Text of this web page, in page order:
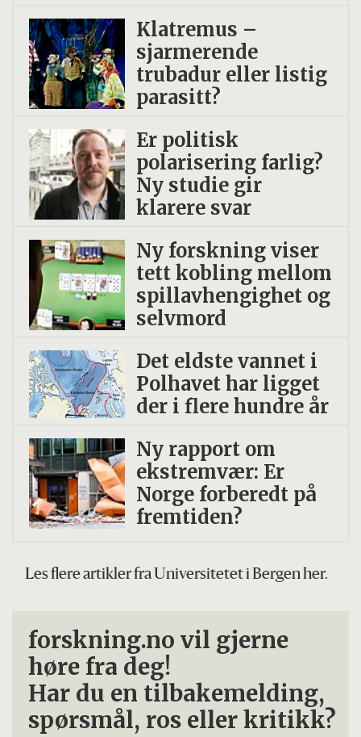
Klatremus –
sjarmerende
trubadur eller listig
parasitt?
Er politisk
polarisering farlig?
Ny studie gir
klarere svar
Ny forskning viser
tett kobling mellom
spillavhengighet og
selvmord
Det eldste vannet i
Polhavet har ligget
der i flere hundre år
Ny rapport om
ekstremvær: Er
Norge forberedt på
fremtiden?
Les flere artikler fra Universitetet i Bergen her.
forskning.no vil gjerne
høre fra deg!
Har du en tilbakemelding,
spørsmål, ros eller kritikk?